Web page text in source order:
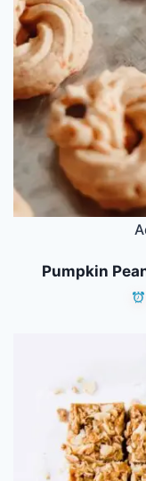
Pumpkin